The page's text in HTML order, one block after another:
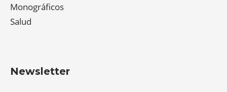
Monográficos
Salud
Newsletter